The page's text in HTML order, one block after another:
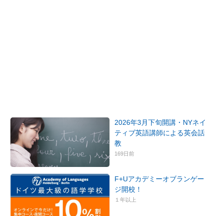
2026年3月下旬開講・NYネイ
ティブ英語講師による英会話
教
169日前
F+Uアカデミーオブランゲー
ジ開校！
１年以上